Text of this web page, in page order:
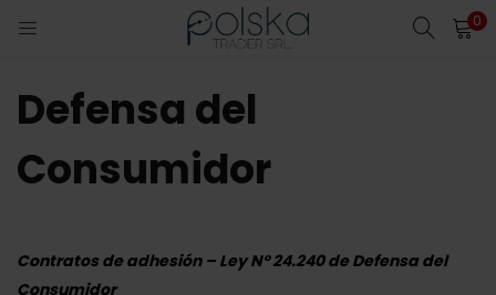
0
INICIO DE SESIÓN
Introduzca su nombre de usuario y contraseña para iniciar
Acuérdate de mí
Defensa del
Consumidor
Contratos de adhesión – Ley N° 24.240 de Defensa del
Consumidor